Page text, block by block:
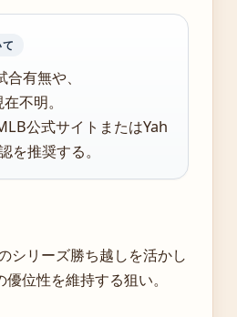
有無や、
不明。
公式サイトまたはYah
を推奨する。
シリーズ勝ち越しを活かし
位性を維持する狙い。